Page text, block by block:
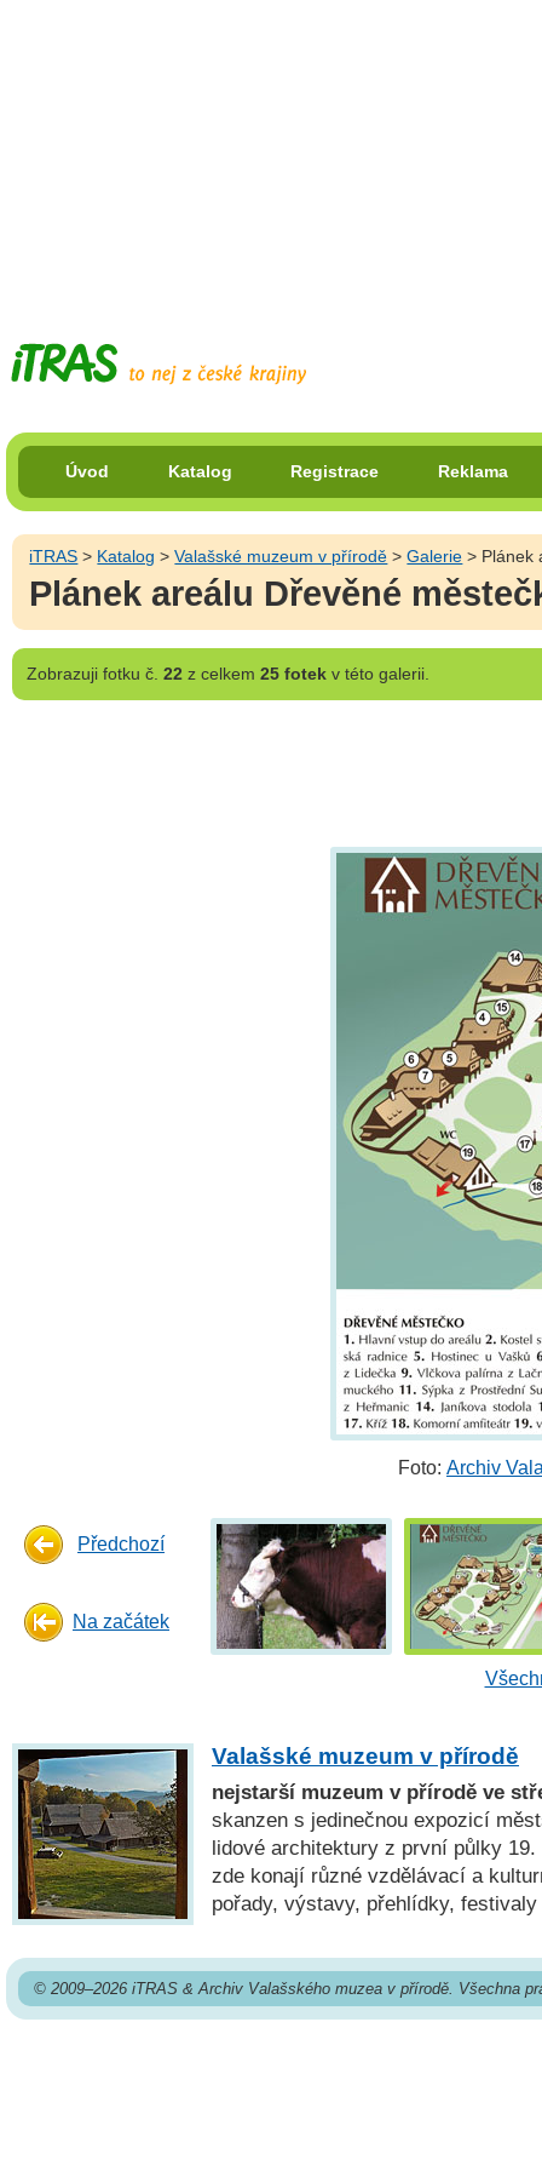
Úvod Katalog Registrace Reklama
iTRAS > Katalog >Valašské muzeum v přírodě >Galerie > Plánek
Plánek areálu Dřevěné
Zobrazujifotku č. 22 z celkem 25 fotekv této galerii.
Foto: Archiv
Předchozí
Na začátek
Valašské muzeum v přírodě
nejstarší muzeum v přírodě ve
skanzen s jedinečnou expozicí
lidové architektury z první půlky
zde konají různé vzdělávací a
pořady, výstavy, přehlídky,
© 2009–2026 iTRAS & Archiv Valašského muzea v přírodě. Všechna